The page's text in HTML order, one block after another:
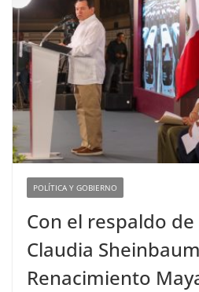
POLÍTICA Y GOBIERNO
Con el respaldo
Claudia
Renacimiento